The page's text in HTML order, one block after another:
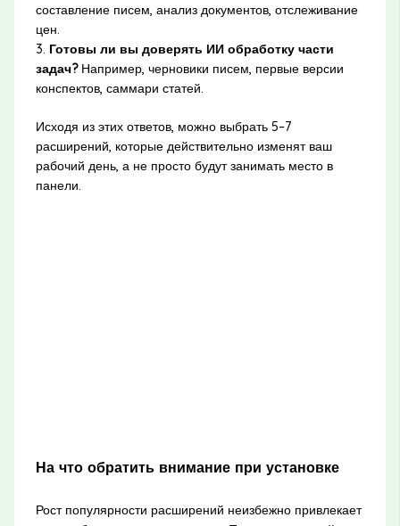
составление писем, анализ документов, отслеживание
цен.
3. Готовы ли вы доверять ИИ обработку части
задач?Например, черновики писем, первые версии
конспектов, саммари статей.
Исходя из этих ответов, можно выбрать 5–7
расширений, которые действительно изменят ваш
рабочий день, а не просто будут занимать место в
панели.
На что обратить внимание при установке
Рост популярности расширений неизбежно привлекает